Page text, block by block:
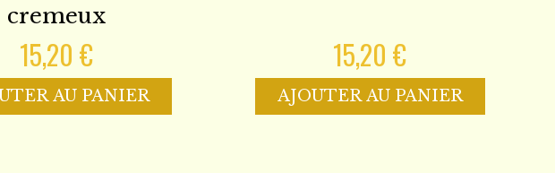
cremeux
15,20 €
AU PANIER
15,20 €
AJOUTER AU PANIER